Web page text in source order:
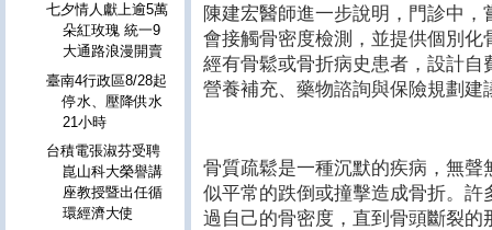
陳建宏醫師進一步說明，門診中
會接觸骨密度檢測，並提供個別
經有骨鬆或骨折病史患者，設計
營養補充、藥物諮詢與保險規劃建
骨質疏鬆是一種沉默的疾病，無
似平常的跌倒或撞擊造成骨折。
過自己的骨密度，直到骨頭斷裂
七夕情人獻上逾5萬
朵紅玫瑰 統一9
大通路浪漫開賣
臺南4行政區8/28起
停水、壓降供水
21小時
台積電張淑芬受聘
崑山科大榮譽講
座教授暨出任循
環經濟大使